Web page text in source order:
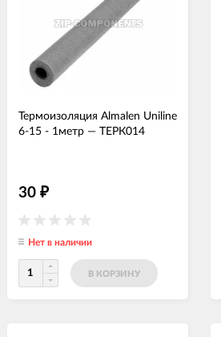
Термоизоляция Almalen Uniline
6-15 - 1метр — ТЕРК014
30 ₽
Нет в наличии
В КОРЗИНУ